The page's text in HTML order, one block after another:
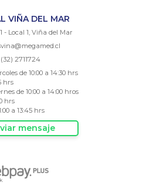
VIÑA DEL MAR
- Local 1, Viña del Mar
(32) 2711724
de 10:00 a 14:30 hrs
hrs
de 10:00 a 14:00 hros
hrs
a 13:45 hrs
mensaje